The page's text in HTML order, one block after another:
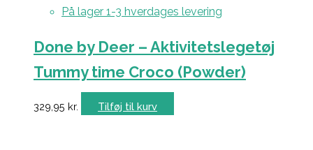
På lager 1-3 hverdages levering
Done by Deer – Aktivitetslegetøj
Tummy time Croco (Powder)
329,95 kr. Tilføj til kurv